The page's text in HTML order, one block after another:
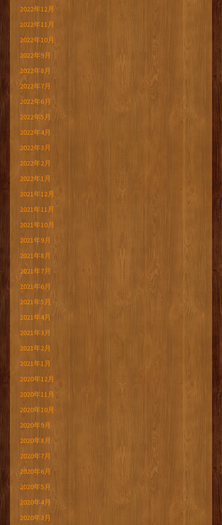
2022年12月
2022年11月
2022年10月
2022年9月
2022年8月
2022年7月
2022年6月
2022年5月
2022年4月
2022年3月
2022年2月
2022年1月
2021年12月
2021年11月
2021年10月
2021年9月
2021年8月
2021年7月
2021年6月
2021年5月
2021年4月
2021年3月
2021年2月
2021年1月
2020年12月
2020年11月
2020年10月
2020年9月
2020年8月
2020年7月
2020年6月
2020年5月
2020年4月
2020年3月